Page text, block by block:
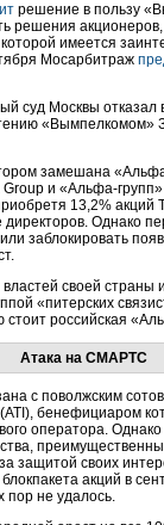
решение в пользу
решения
имеется
Мосарбитраж
суд Москвы отказал
«Вымпелкомом»
замешана
и «Альфа-
13,2% акций
Однако
заблокировать
властей своей страны
«питерских
российская
Атака на СМАРТС
с поволжским
бенефициаром
оператора.
защитой своих
акций в
пор не удалось.